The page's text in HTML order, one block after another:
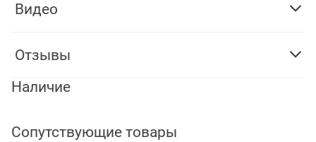
Видео
Отзывы
Наличие
Сопутствующие товары